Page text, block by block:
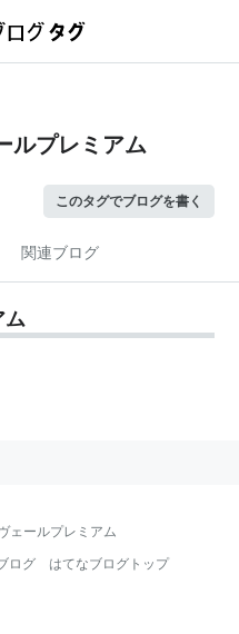
ルプレミアム
このタグでブログを書く
関連ブログ
ム
ェールプレミアム
ログ
はてなブログトップ